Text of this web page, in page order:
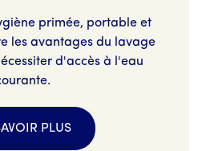
primée, portable et
les avantages du lavage
d'accès à l'eau
PLUS